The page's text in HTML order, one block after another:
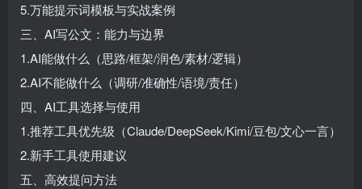
5.万能提示词模板与实战案例
三、AI写公文：能力与边界
1.AI能做什么（思路/框架/润色/素材/逻辑）
2.AI不能做什么（调研/准确性/语境/责任）
四、AI工具选择与使用
1.推荐工具优先级（Claude/DeepSeek/Kimi/豆包/文心一言）
2.新手工具使用建议
五、高效提问方法